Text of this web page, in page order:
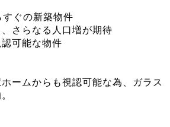
ぐの新築物件
さらなる人口増が期待
可能な物件
ームからも視認可能な為、ガラス